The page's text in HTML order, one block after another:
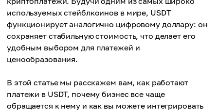
используемых стейблкоинов в мире, USDT
функционирует аналогично цифровому доллару: он
сохраняет стабильную стоимость, что делает его
удобным выбором для платежей и
ценообразования.
В этой статье мы расскажем вам, как работают
платежи в USDT, почему бизнес все чаще
обращается к нему и как вы можете интегрировать